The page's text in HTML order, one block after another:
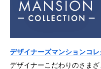
デザイナーズマンションコ
デザイナーこだわりのさま